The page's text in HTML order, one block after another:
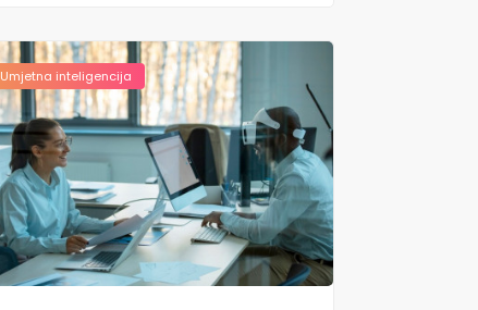
Umjetna inteligencija